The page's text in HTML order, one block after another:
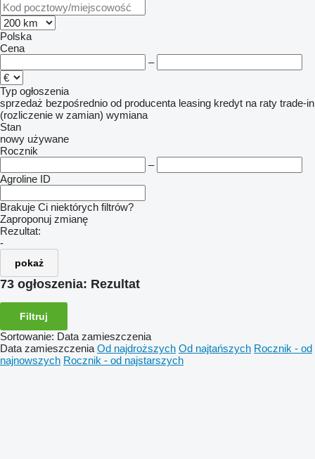
Polska
Cena
–
Typ ogłoszenia
sprzedaż bezpośrednio od producenta leasing kredyt na raty trade-in
(rozliczenie w zamian) wymiana
Stan
nowy używane
Rocznik
–
Agroline ID
Brakuje Ci niektórych filtrów?
Zaproponuj zmianę
Rezultat:
-
pokaż
73 ogłoszenia: Rezultat
Filtruj
Sortowanie: Data zamieszczenia
Data zamieszczenia Od najdroższych Od najtańszych Rocznik - od
najnowszych Rocznik - od najstarszych